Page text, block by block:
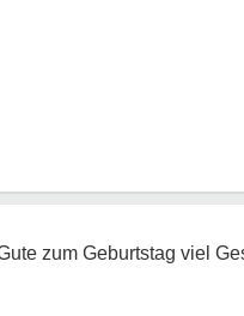
zum Geburtstag viel